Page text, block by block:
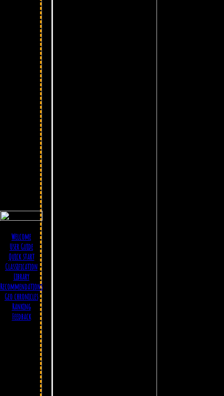
Welcome
User Guide
Quick start
Classification
Library
Recommendations
Geo chronicles
Ranking
Feedback